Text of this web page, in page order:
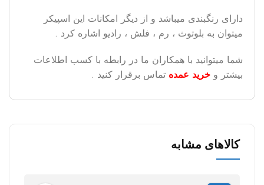
دارای رنگبندی میباشد و از دیگر امکانات این اسپیکر
میتوان به بلوتوث ، رم ، فلش ، رادیو اشاره کرد .
شما میتوانید با همکاران ما در رابطه با کسب اطلاعات
بیشتر و خرید عمده تماس برقرار کنید .
کالاهای مشابه